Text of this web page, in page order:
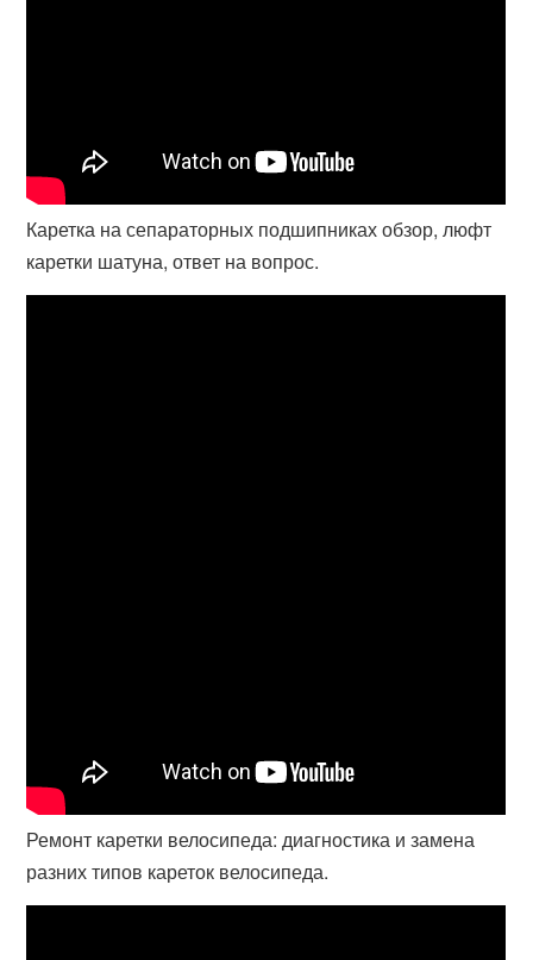
Каретка на сепараторных подшипниках обзор, люфт
каретки шатуна, ответ на вопрос.
Ремонт каретки велосипеда: диагностика и замена
разних типов кареток велосипеда.